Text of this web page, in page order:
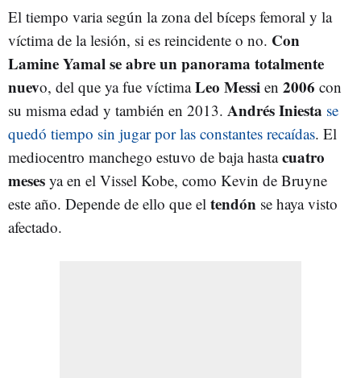
El tiempo varia según la zona del bíceps femoral y la
víctima de la lesión, si es reincidente o no. Con
Lamine Yamal se abre un panorama totalmente
nuevo, del que ya fue víctimaLeo Messi en 2006 con
su misma edad y también en 2013. Andrés Iniesta se
quedó tiempo sin jugar por las constantes recaídas. El
mediocentro manchego estuvo de baja hastacuatro
meses ya en el Vissel Kobe, como Kevin de Bruyne
este año. Depende de ello que el tendón se haya visto
afectado.